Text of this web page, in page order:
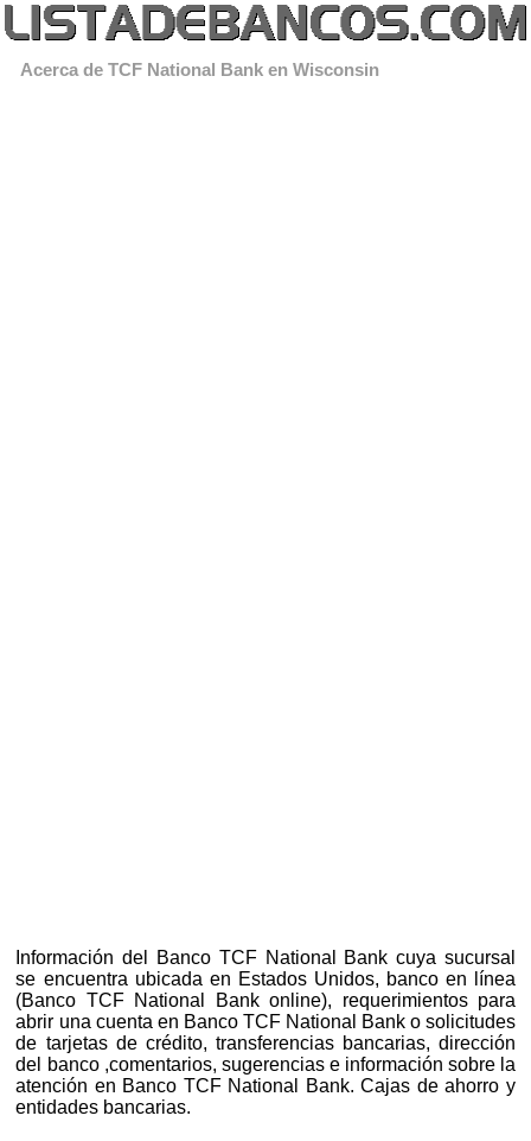
Acerca de TCF National Bank en Wisconsin
Información del Banco TCF National Bank cuya sucursal
se encuentra ubicada en Estados Unidos, banco en línea
(Banco TCF National Bank online), requerimientos para
abrir una cuenta en Banco TCF National Bank o solicitudes
de tarjetas de crédito, transferencias bancarias, dirección
del banco ,comentarios, sugerencias e información sobre la
atención en Banco TCF National Bank. Cajas de ahorro y
entidades bancarias.